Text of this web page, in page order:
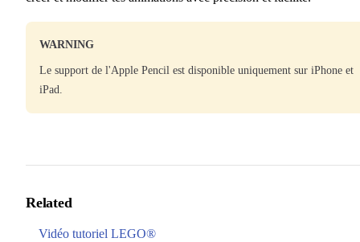
WARNING
Le support de l'Apple Pencil est disponible uniquement sur iPhone et
iPad.
Related
Vidéo tutoriel LEGO®